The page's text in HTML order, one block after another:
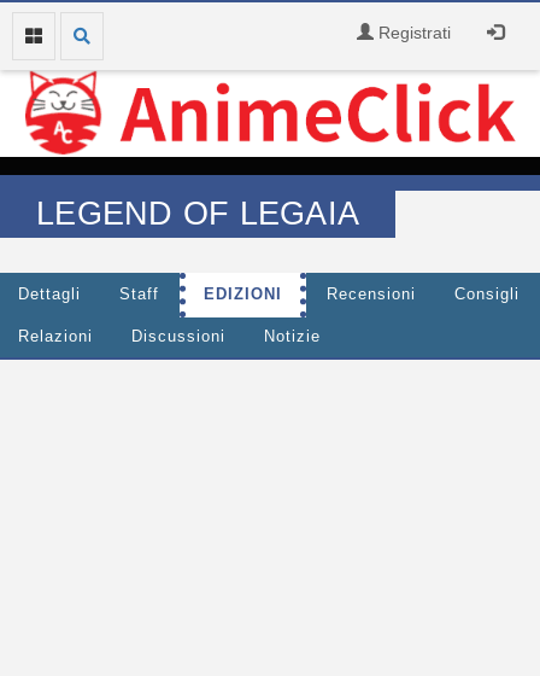
Registrati
LEGEND OF LEGAIA
Dettagli Staff EDIZIONI Recensioni Consigli
Relazioni Discussioni Notizie